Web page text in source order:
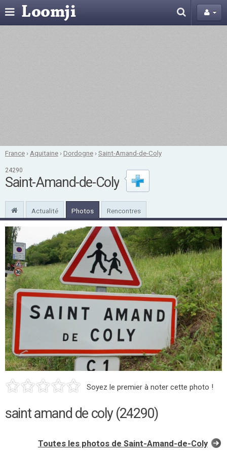
France › Aquitaine ›Dordogne ›Saint-Amand-de-Coly
24290
Saint-Amand-de-Coly
Actualité Photos Rencontres
Soyez le premier à noter cette photo !
saint amand de coly (24290)
Toutes les photos de Saint-Amand-de-Coly